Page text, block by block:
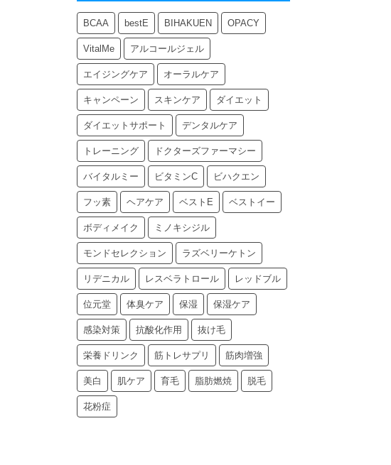
BCAA bestE BIHAKUEN OPACY
VitalMe アルコールジェル
エイジングケア オーラルケア
キャンペーン スキンケア ダイエット
ダイエットサポート デンタルケア
トレーニング ドクターズファーマシー
バイタルミー ビタミンC ビハクエン
フッ素 ヘアケア ベストE ベストイー
ボディメイク ミノキシジル
モンドセレクション ラズベリーケトン
リデニカル レスベラトロール レッドブル
位元堂 体臭ケア 保湿 保湿ケア
感染対策 抗酸化作用 抜け毛
栄養ドリンク 筋トレサプリ 筋肉増強
美白 肌ケア 育毛 脂肪燃焼 脱毛
花粉症